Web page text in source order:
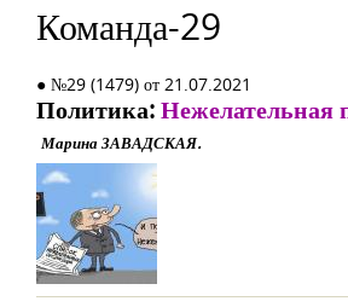
Команда-29
● №29 (1479) от 21.07.2021
Политика:Нежелательная
Марина ЗАВАДСКАЯ.